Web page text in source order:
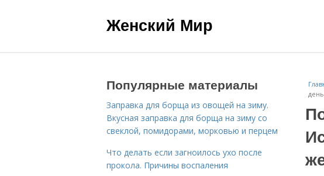
Женский Мир
Популярные материалы
Заправка для борща из овощей на зиму.
Вкусная заправка для борща на зиму со
свеклой, помидорами, морковью и перцем
Что делать если загноилось ухо после
прокола. Причины воспаления